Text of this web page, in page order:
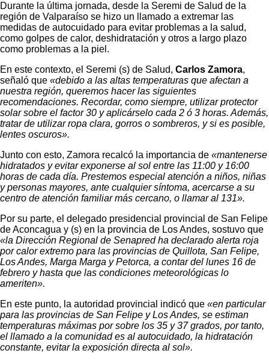
Durante la última jornada, desde la Seremi de Salud de la
región de Valparaíso se hizo un llamado a extremar las
medidas de autocuidado para evitar problemas a la salud,
como golpes de calor, deshidratación y otros a largo plazo
como problemas a la piel.
En este contexto, el Seremi (s) de Salud, Carlos Zamora,
señaló que «debido a las altas temperaturas que afectan a
nuestra región, queremos hacer las siguientes
recomendaciones. Recordar, como siempre, utilizar protector
solar sobre el factor 30 y aplicárselo cada 2 ó 3 horas. Además,
tratar de utilizar ropa clara, gorros o sombreros, y si es posible,
lentes oscuros».
Junto con esto, Zamora recalcó la importancia de «mantenerse
hidratados y evitar exponerse al sol entre las 11:00 y 16:00
horas de cada día. Prestemos especial atención a niños, niñas
y personas mayores, ante cualquier síntoma, acercarse a su
centro de atención familiar más cercano, o llamar al 131».
Por su parte, el delegado presidencial provincial de San Felipe
de Aconcagua y (s) en la provincia de Los Andes, sostuvo que
«la Dirección Regional de Senapred ha declarado alerta roja
por calor extremo para las provincias de Quillota, San Felipe,
Los Andes, Marga Marga y Petorca, a contar del lunes 16 de
febrero y hasta que las condiciones meteorológicas lo
ameriten».
En este punto, la autoridad provincial indicó que «en particular
para las provincias de San Felipe y Los Andes, se estiman
temperaturas máximas por sobre los 35 y 37 grados, por tanto,
el llamado a la comunidad es al autocuidado, la hidratación
constante, evitar la exposición directa al sol».